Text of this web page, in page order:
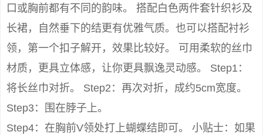
口或胸前都有不同的韵味。 搭配白色两件套针织衫及
长裙，自然垂下的结更有优雅气质。也可以搭配衬衫
领，第一个扣子解开，效果比较好。 可用柔软的丝巾
材质，更具立体感，让你更具飘逸灵动感。 Step1：
将长丝巾对折。 Step2：再次对折，成约5cm宽度。
Step3：围在脖子上。
Step4：在胸前V领处打上蝴蝶结即可。 小贴士：如果